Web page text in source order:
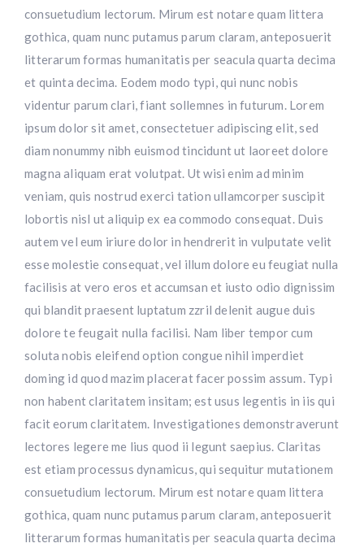
consuetudium lectorum. Mirum est notare quam littera
gothica, quam nunc putamus parum claram, anteposuerit
litterarum formas humanitatis per seacula quarta decima
et quinta decima. Eodem modo typi, qui nunc nobis
videntur parum clari, fiant sollemnes in futurum. Lorem
ipsum dolor sit amet, consectetuer adipiscing elit, sed
diam nonummy nibh euismod tincidunt ut laoreet dolore
magna aliquam erat volutpat. Ut wisi enim ad minim
veniam, quis nostrud exerci tation ullamcorper suscipit
lobortis nisl ut aliquip ex ea commodo consequat. Duis
autem vel eum iriure dolor in hendrerit in vulputate velit
esse molestie consequat, vel illum dolore eu feugiat nulla
facilisis at vero eros et accumsan et iusto odio dignissim
qui blandit praesent luptatum zzril delenit augue duis
dolore te feugait nulla facilisi. Nam liber tempor cum
soluta nobis eleifend option congue nihil imperdiet
doming id quod mazim placerat facer possim assum. Typi
non habent claritatem insitam; est usus legentis in iis qui
facit eorum claritatem. Investigationes demonstraverunt
lectores legere me lius quod ii legunt saepius. Claritas
est etiam processus dynamicus, qui sequitur mutationem
consuetudium lectorum. Mirum est notare quam littera
gothica, quam nunc putamus parum claram, anteposuerit
litterarum formas humanitatis per seacula quarta decima